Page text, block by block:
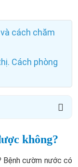
cách chăm
Cách phòng
không?
cườm nước có